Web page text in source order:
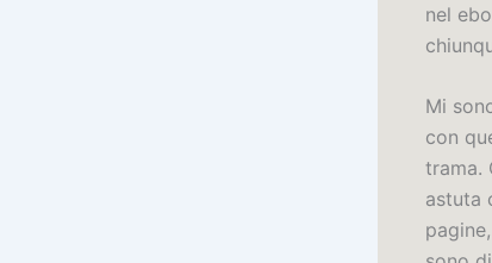
nel
Mi
con
trama.
astuta